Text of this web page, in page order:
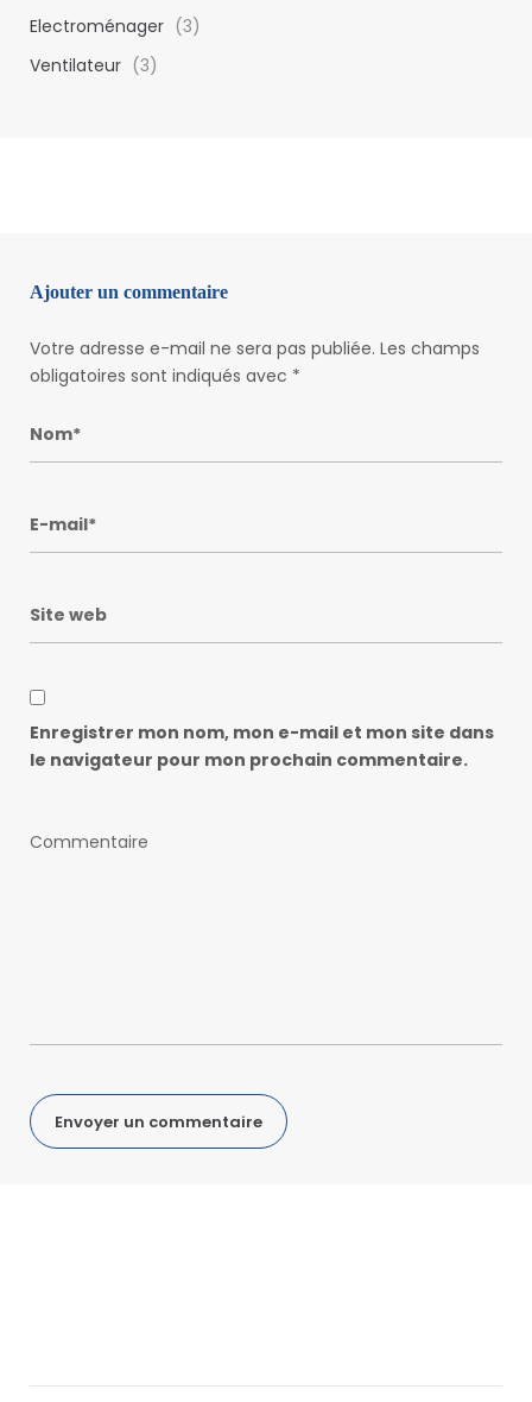
Electroménager (3)
Ventilateur (3)
Ajouter un commentaire
Votre adresse e-mail ne sera pas publiée. Les champs
obligatoires sont indiqués avec *
Enregistrer mon nom, mon e-mail et mon site dans
le navigateur pour mon prochain commentaire.